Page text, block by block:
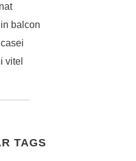
balcon
vitel
TAGS